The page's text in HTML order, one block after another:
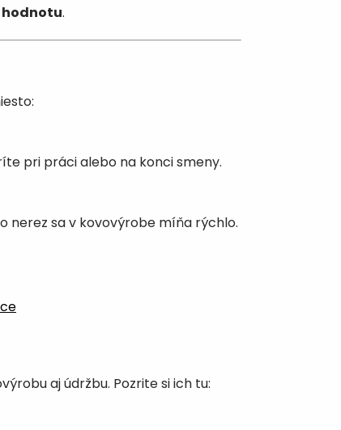
.
pri práci alebo na konci smeny.
nerez sa v kovovýrobe míňa rýchlo.
aj údržbu. Pozrite si ich tu: